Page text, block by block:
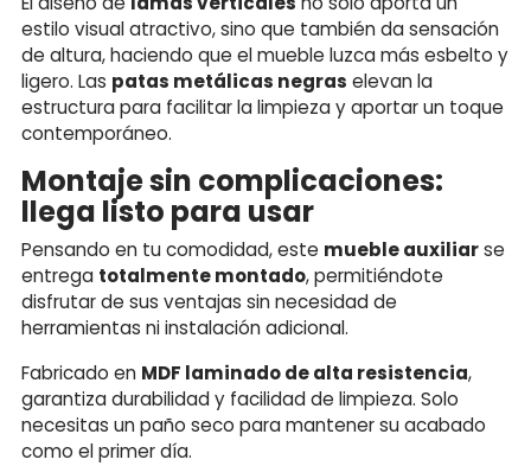
estilo visual atractivo, sino que también da sensación
de altura, haciendo que el mueble luzca más esbelto y
ligero. Las patas metálicas negras elevan la
estructura para facilitar la limpieza y aportar un toque
contemporáneo.
Montaje sin complicaciones:
llega listo para usar
Pensando en tu comodidad, este mueble auxiliarse
entrega totalmente montado, permitiéndote
disfrutar de sus ventajas sin necesidad de
herramientas ni instalación adicional.
Fabricado en MDF laminado de alta resistencia,
garantiza durabilidad y facilidad de limpieza. Solo
necesitas un paño seco para mantener su acabado
como el primer día.